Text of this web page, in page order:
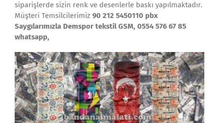
siparişlerde sizin renk ve desenlerle baskı yapılmaktadır.
Müşteri Temsilcilerimiz 90 212 5450110 pbx
Saygılarımızla Demspor tekstil GSM, 0554 576 67 85
whatsapp,